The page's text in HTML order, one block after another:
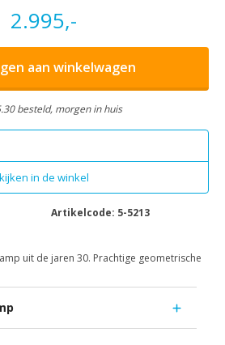
2.995,-
aan winkelwagen
besteld, morgen in huis
in de winkel
Artikelcode: 5-5213
uit de jaren 30. Prachtige geometrische